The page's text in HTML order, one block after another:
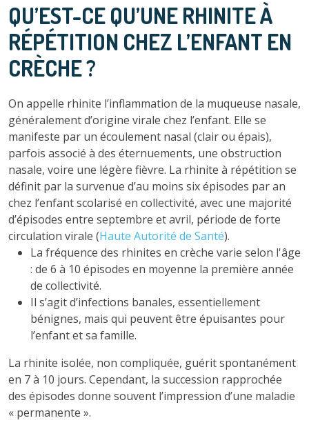
QU’EST-CE QU’UNE RHINITE À
RÉPÉTITION CHEZ L’ENFANT EN
CRÈCHE ?
On appelle rhinite l’inflammation de la muqueuse nasale,
généralement d’origine virale chez l’enfant. Elle se
manifeste par un écoulement nasal (clair ou épais),
parfois associé à des éternuements, une obstruction
nasale, voire une légère fièvre. La rhinite à répétition se
définit par la survenue d’au moins six épisodes par an
chez l’enfant scolarisé en collectivité, avec une majorité
d’épisodes entre septembre et avril, période de forte
circulation virale (Haute Autorité de Santé).
La fréquence des rhinites en crèche varie selon l'âge
: de 6 à 10 épisodes en moyenne la première année
de collectivité.
Il s’agit d’infections banales, essentiellement
bénignes, mais qui peuvent être épuisantes pour
l’enfant et sa famille.
La rhinite isolée, non compliquée, guérit spontanément
en 7 à 10 jours. Cependant, la succession rapprochée
des épisodes donne souvent l’impression d’une maladie
« permanente ».